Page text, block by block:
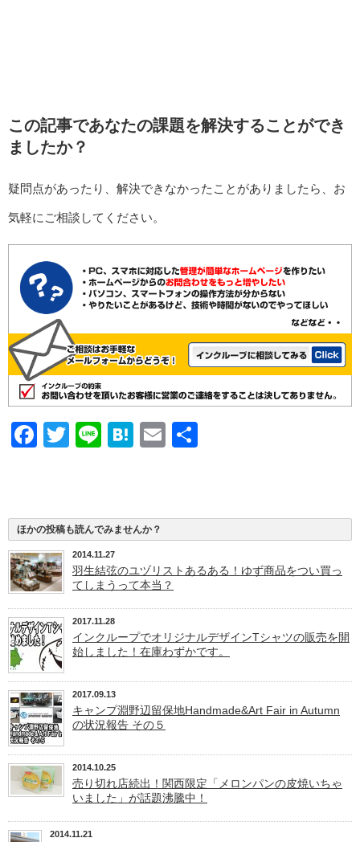
この記事であなたの課題を解決することができ
ましたか？
疑問点があったり、解決できなかったことがありましたら、お
気軽にご相談してください。
Facebook
Twitter
LineHatena
Email
ほかの投稿も読んでみませんか？
2014.11.27
羽生結弦のユヅリストあるある！ゆず商品をつい買っ
てしまうって本当？
2017.11.28
インクループでオリジナルデザインTシャツの販売を開
始しました！在庫わずかです。
2017.09.13
キャンプ淵野辺留保地Handmade&Art Fair in Autumn
の状況報告 その５
2014.10.25
売り切れ店続出！関西限定「メロンパンの皮焼いちゃ
いました」が話題沸騰中！
2014.11.21